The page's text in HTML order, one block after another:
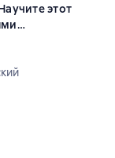
этот
и
основе 9 оценок